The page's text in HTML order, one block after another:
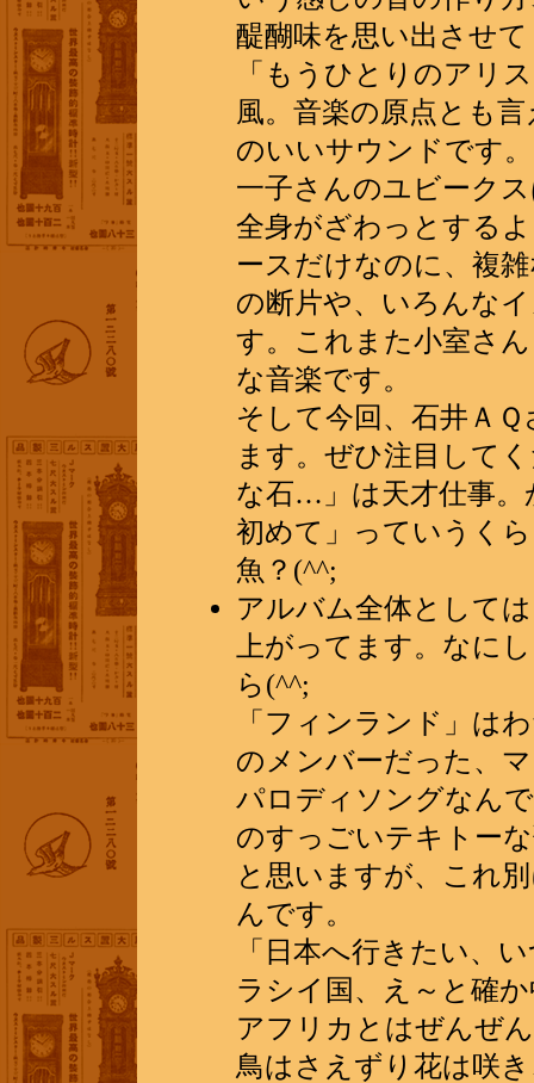
醍醐味を思い出させ
「もうひとりのアリ
風。音楽の原点とも
のいいサウンドです。
一子さんのユビーク
全身がざわっとする
ースだけなのに、複
の断片や、いろんな
す。これまた小室さ
な音楽です。
そして今回、石井Ａ
ます。ぜひ注目して
な石…」は天才仕事。
初めて」っていうく
魚？(^^;
アルバム全体として
上がってます。なに
ら(^^;
「フィンランド」は
のメンバーだった、
パロディソングなん
のすっごいテキトー
と思いますが、これ
んです。
「日本へ行きたい、
ラシイ国、え～と確
アフリカとはぜんぜ
鳥はさえずり花は咲